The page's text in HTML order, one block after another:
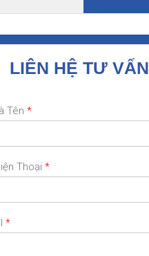
LIÊN HỆ TƯ VẤN
Tên *
Thoại *
*